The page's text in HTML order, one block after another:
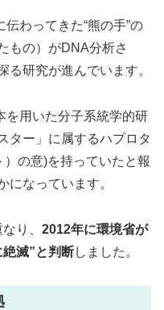
わってきた“熊の手”の
もの）がDNA分析さ
る研究が進んでいます。
用いた分子系統学的研
ター」に属するハプロタ
）の意)を持っていたと報
になっています。
り、 2012年に環境省が
滅”と判断しました。